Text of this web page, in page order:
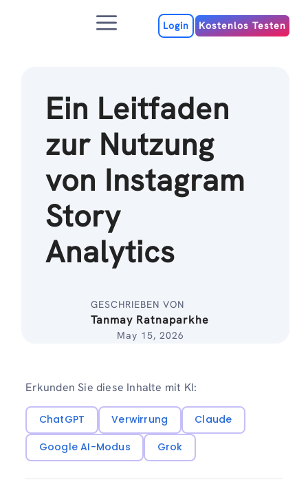
MenuLogin Kostenlos Testen
Ein Leitfaden
zur Nutzung
von Instagram
Story
Analytics
GESCHRIEBEN VON
Tanmay Ratnaparkhe
May 15, 2026
Erkunden Sie diese Inhalte mit KI:
ChatGPT Verwirrung
Claude
Google AI-Modus
Grok